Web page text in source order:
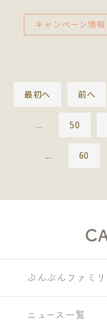
キャンペーン情報
最初へ 前へ
... 50
... 60
ぶんぶんファミ
ニュース一覧